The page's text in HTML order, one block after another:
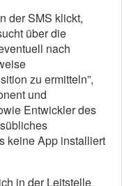
der SMS klickt,
über die
nach
zu ermitteln”,
und
Entwickler des
keine App installiert
in der Leitstelle